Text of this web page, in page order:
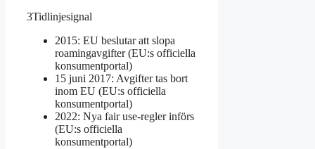
3Tidlinjesignal
2015: EU beslutar att slopa
roamingavgifter (EU:s officiella
konsumentportal)
15 juni 2017: Avgifter tas bort
inom EU (EU:s officiella
konsumentportal)
2022: Nya fair use-regler införs
(EU:s officiella
konsumentportal)